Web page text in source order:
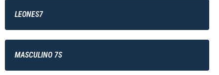
LEONES7
MASCULINO 7S